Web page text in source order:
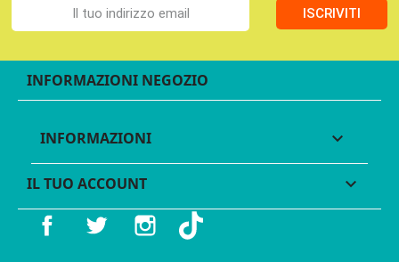
ISCRIVITI
INFORMAZIONI NEGOZIO
INFORMAZIONI 
IL TUO ACCOUNT 
Facebook Twitter Instagram